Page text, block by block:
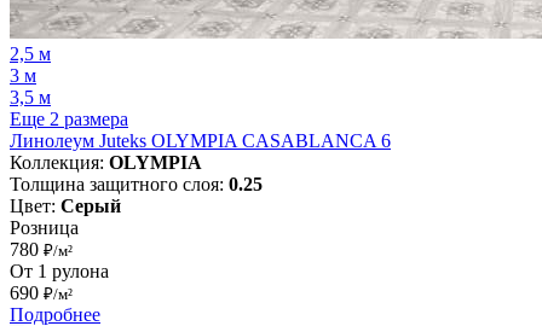
2,5 м
3 м
3,5 м
Еще 2 размера
Линолеум Juteks OLYMPIA CASABLANCA 6
Коллекция: OLYMPIA
Толщина защитного слоя: 0.25
Цвет: Серый
Розница
780 ₽/м²
От 1 рулона
690 ₽/м²
Подробнее